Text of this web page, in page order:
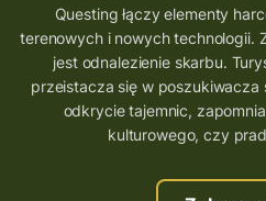
Questing łączy elementy
terenowych i nowych technologii.
jest odnalezienie skarbu.
przeistacza się w
odkrycie tajemnic,
kulturowego, czy